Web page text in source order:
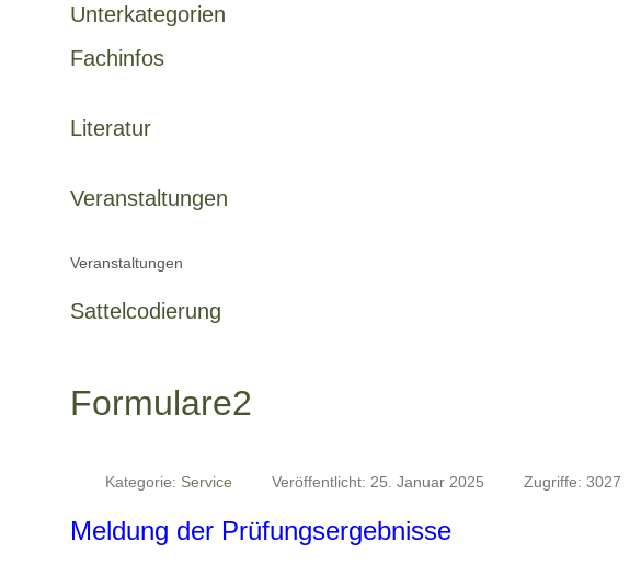
Unterkategorien
Fachinfos
Literatur
Veranstaltungen
Veranstaltungen
Sattelcodierung
Formulare2
Kategorie: Service Veröffentlicht: 25. Januar 2025 Zugriffe: 3027
Meldung der Prüfungsergebnisse